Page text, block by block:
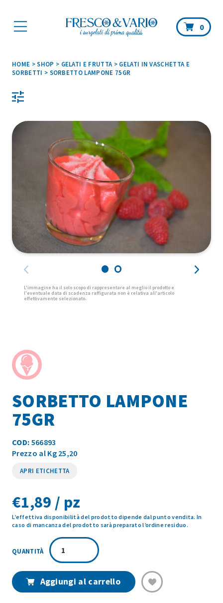
0
HOME >SHOP > GELATI E FRUTTA > GELATI IN VASCHETTA E
SORBETTI > SORBETTO LAMPONE 75GR
SORBETTO LAMPONE
75GR
COD: 566893
Prezzo al Kg 25,20
APRI ETICHETTA
€1,89 / pz
L’effettiva disponibilità del prodotto dipende dal punto vendita. In
caso di mancanza del prodotto sarà preparato l’ordine residuo.
SORBETTO
LAMPONE
75GR
Aggiungi al carrello